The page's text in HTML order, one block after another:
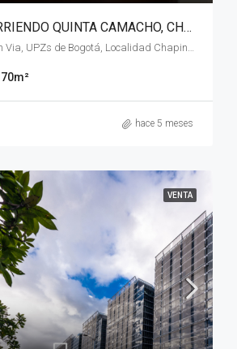
OFICINA EN ARRIENDO QUINTA CAMACHO, CHAPINERO, BOGOTÁ, D.C.
Carrera 7, La Gran Via, UPZs de Bogotá, Localidad Chapinero, Bogotá, Bogotá, Distrito Capital, RAP (Especial) Central, 110221, Colombia
70m²
hace 5 meses
VENTA